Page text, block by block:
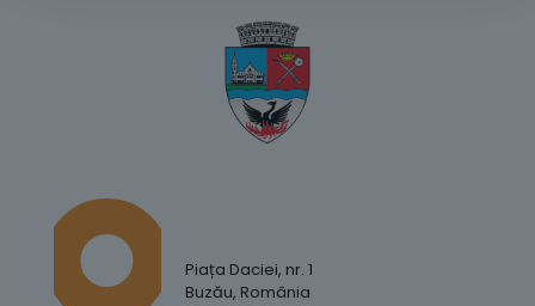
Piața Daciei, nr. 1
Buzău, România